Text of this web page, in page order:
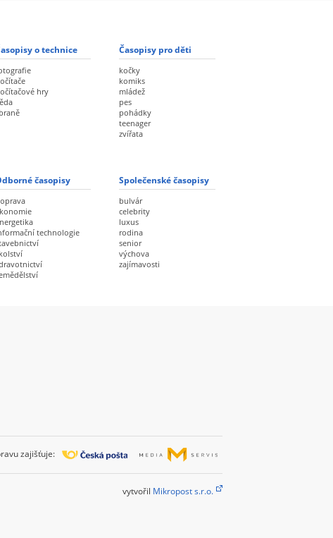
o technice
hry
Časopisy pro děti
kočky
komiks
mládež
pes
pohádky
teenager
zvířata
časopisy
technologie
Společenské časopisy
bulvár
celebrity
luxus
rodina
senior
výchova
zajímavosti
zajišťuje:
vytvořil Mikropost s.r.o.